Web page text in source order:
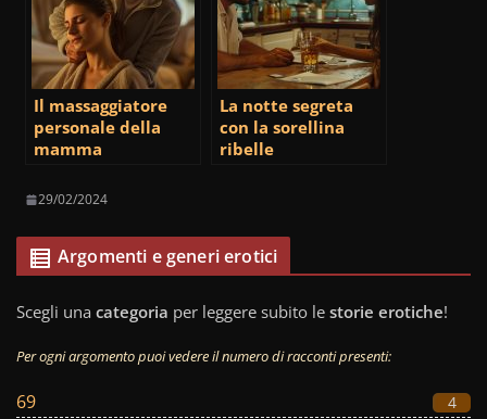
Il massaggiatore
personale della
mamma
La notte segreta
con la sorellina
ribelle
29/02/2024
Argomenti e generi erotici
Scegli una categoria per leggere subito le storie erotiche!
Per ogni argomento puoi vedere il numero di racconti presenti:
69 4